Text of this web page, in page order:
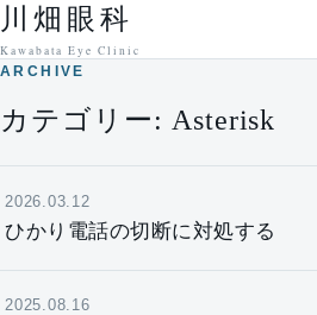
本文へ移動
川畑眼科
Kawabata Eye Clinic
ARCHIVE
カテゴリー: Asterisk
2026.03.12
ひかり電話の切断に対処する
2025.08.16